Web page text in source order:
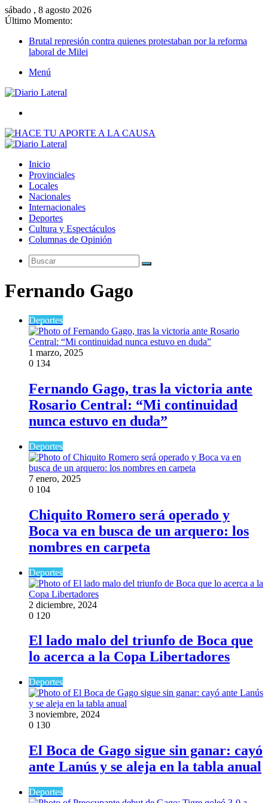
sábado , 8 agosto 2026
Último Momento:
Brutal represión contra quienes protestaban por la reforma
laboral de Milei
Menú
Inicio
Provinciales
Locales
Nacionales
Internacionales
Deportes
Cultura y Espectáculos
Columnas de Opinión
Buscar
Fernando Gago
Deportes
1 marzo, 2025
0 134
Fernando Gago, tras la victoria ante
Rosario Central: “Mi continuidad
nunca estuvo en duda”
Deportes
7 enero, 2025
0 104
Chiquito Romero será operado y
Boca va en busca de un arquero: los
nombres en carpeta
Deportes
2 diciembre, 2024
0 120
El lado malo del triunfo de Boca que
lo acerca a la Copa Libertadores
Deportes
3 noviembre, 2024
0 130
El Boca de Gago sigue sin ganar: cayó
ante Lanús y se aleja en la tabla anual
Deportes